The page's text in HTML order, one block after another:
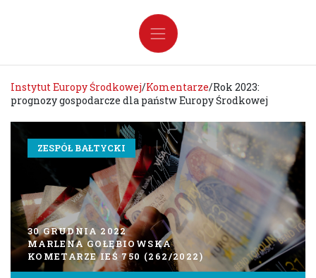
Instytut Europy Środkowej/Komentarze/Rok 2023:
prognozy gospodarcze dla państw Europy Środkowej
ZESPÓŁ BAŁTYCKI
30 GRUDNIA 2022
MARLENA GOŁĘBIOWSKA
KOMETARZE IEŚ 750 (262/2022)